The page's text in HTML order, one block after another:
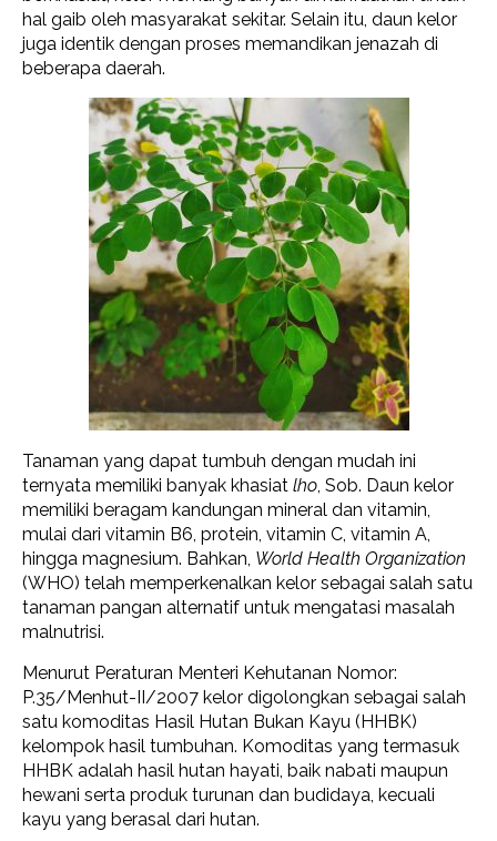
hal gaib oleh masyarakat sekitar. Selain itu, daun kelor
juga identik dengan proses memandikan jenazah di
beberapa daerah.
Tanaman yang dapat tumbuh dengan mudah ini
ternyata memiliki banyak khasiat lho, Sob. Daun kelor
memiliki beragam kandungan mineral dan vitamin,
mulai dari vitamin B6, protein, vitamin C, vitamin A,
hingga magnesium. Bahkan, World Health Organization
(WHO) telah memperkenalkan kelor sebagai salah satu
tanaman pangan alternatif untuk mengatasi masalah
malnutrisi.
Menurut Peraturan Menteri Kehutanan Nomor:
P.35/Menhut-II/2007 kelor digolongkan sebagai salah
satu komoditas Hasil Hutan Bukan Kayu (HHBK)
kelompok hasil tumbuhan. Komoditas yang termasuk
HHBK adalah hasil hutan hayati, baik nabati maupun
hewani serta produk turunan dan budidaya, kecuali
kayu yang berasal dari hutan.